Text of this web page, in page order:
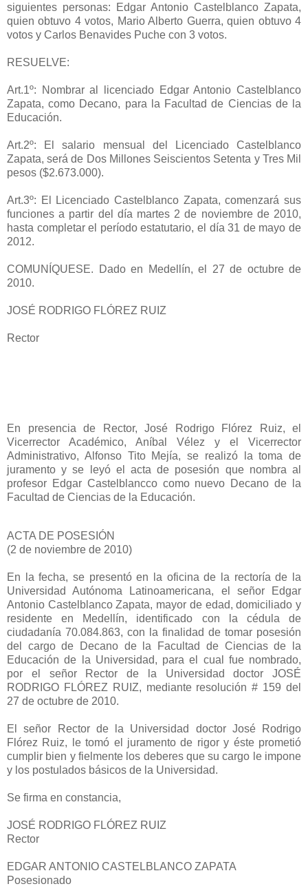
siguientes personas: Edgar Antonio Castelblanco Zapata,
quien obtuvo 4 votos, Mario Alberto Guerra, quien obtuvo 4
votos y Carlos Benavides Puche con 3 votos.
RESUELVE:
Art.1º: Nombrar al licenciado Edgar Antonio Castelblanco
Zapata, como Decano, para la Facultad de Ciencias de la
Educación.
Art.2º: El salario mensual del Licenciado Castelblanco
Zapata, será de Dos Millones Seiscientos Setenta y Tres Mil
pesos ($2.673.000).
Art.3º: El Licenciado Castelblanco Zapata, comenzará sus
funciones a partir del día martes 2 de noviembre de 2010,
hasta completar el período estatutario, el día 31 de mayo de
2012.
COMUNÍQUESE. Dado en Medellín, el 27 de octubre de
2010.
JOSÉ RODRIGO FLÓREZ RUIZ
Rector
En presencia de Rector, José Rodrigo Flórez Ruiz, el
Vicerrector Académico, Aníbal Vélez y el Vicerrector
Administrativo, Alfonso Tito Mejía, se realizó la toma de
juramento y se leyó el acta de posesión que nombra al
profesor Edgar Castelblancco como nuevo Decano de la
Facultad de Ciencias de la Educación.
ACTA DE POSESIÓN
(2 de noviembre de 2010)
En la fecha, se presentó en la oficina de la rectoría de la
Universidad Autónoma Latinoamericana, el señor Edgar
Antonio Castelblanco Zapata, mayor de edad, domiciliado y
residente en Medellín, identificado con la cédula de
ciudadanía 70.084.863, con la finalidad de tomar posesión
del cargo de Decano de la Facultad de Ciencias de la
Educación de la Universidad, para el cual fue nombrado,
por el señor Rector de la Universidad doctor JOSÉ
RODRIGO FLÓREZ RUIZ, mediante resolución # 159 del
27 de octubre de 2010.
El señor Rector de la Universidad doctor José Rodrigo
Flórez Ruiz, le tomó el juramento de rigor y éste prometió
cumplir bien y fielmente los deberes que su cargo le impone
y los postulados básicos de la Universidad.
Se firma en constancia,
JOSÉ RODRIGO FLÓREZ RUIZ
Rector
EDGAR ANTONIO CASTELBLANCO ZAPATA
Posesionado